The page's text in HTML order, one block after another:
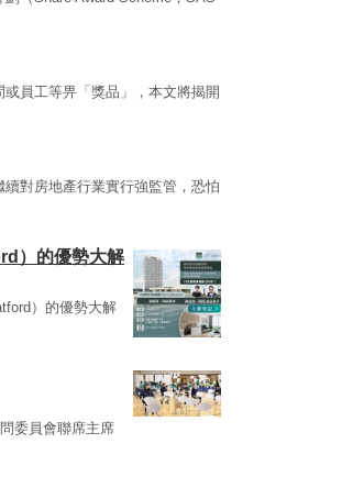
員工等畀「獎品」，本文將揭開
續對房地產行業實行強監管，恐怕
）的優勢大解
）的優勢大解
委員會聯席主席